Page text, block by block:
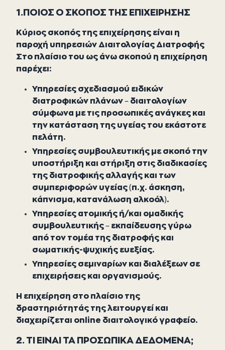
1.ΠΟΙΟΣ Ο ΣΚΟΠΟΣ ΤΗΣ ΕΠΙΧΕΙΡΗΣΗΣ
Κύριος σκοπός της επιχείρησης είναι η
παροχή υπηρεσιών Διαιτολογίας Διατροφής
Στο πλαίσιο του ως άνω σκοπού η επιχείρηση
παρέχει:
Υπηρεσίες σχεδιασμού ειδικών
διατροφικών πλάνων – διαιτολογίων
σύμφωνα με τις προσωπικές ανάγκες και
την κατάσταση της υγείας του εκάστοτε
πελάτη.
Υπηρεσίες συμβουλευτικής με σκοπό την
υποστήριξη και στήριξη στις διαδικασίες
της διατροφικής αλλαγής και των
συμπεριφορών υγείας (π.χ. άσκηση,
κάπνισμα, κατανάλωση αλκοόλ).
Υπηρεσίες ατομικής ή/και ομαδικής
συμβουλευτικής – εκπαίδευσης γύρω
από τον τομέα της διατροφής και
σωματικής-ψυχικής ευεξίας.
Υπηρεσίες σεμιναρίων και διαλέξεων σε
επιχειρήσεις και οργανισμούς.
Η επιχείρηση στο πλαίσιο της
δραστηριότητάς της λειτουργεί και
διαχειρίζεται online διαιτολογικό γραφείο.
2. ΤΙ ΕΙΝΑΙ ΤΑ ΠΡΟΣΩΠΙΚΑ ΔΕΔΟΜΕΝΑ;